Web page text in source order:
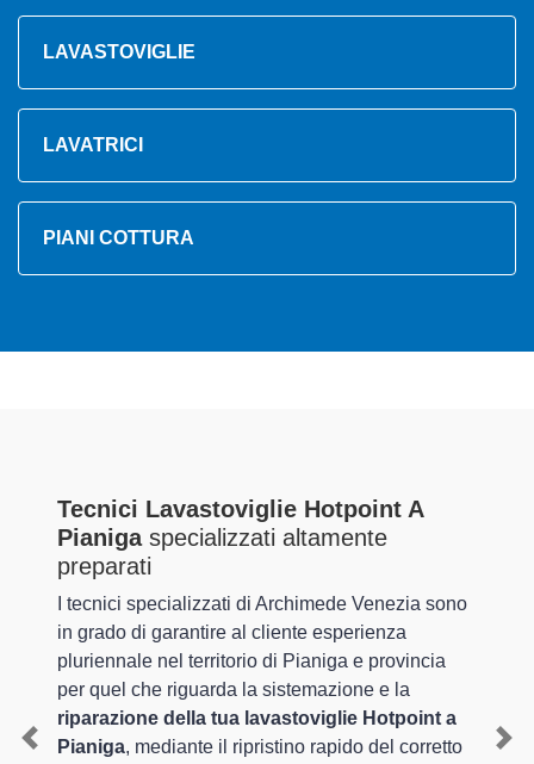
LAVASTOVIGLIE
LAVATRICI
PIANI COTTURA
Tecnici Lavastoviglie Hotpoint A
Pianigaspecializzati altamente
preparati
I tecnici specializzati di Archimede Venezia sono
in grado di garantire al cliente esperienza
pluriennale nel territorio di Pianiga e provincia
per quel che riguarda la sistemazione e la
riparazione della tua lavastoviglie Hotpoint a
Pianiga, mediante il ripristino rapido del corretto
Previous